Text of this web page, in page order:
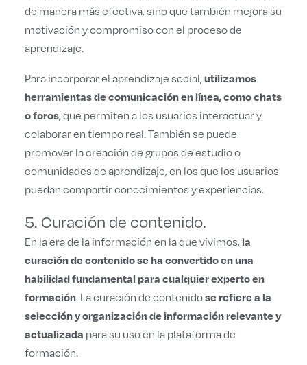
de manera más efectiva, sino que también mejora su
motivación y compromiso con el proceso de
aprendizaje.
Para incorporar el aprendizaje social,utilizamos
herramientas de comunicación en línea, como chats
o foros, que permiten a los usuarios interactuar y
colaborar en tiempo real. También se puede
promover la creación de grupos de estudio o
comunidades de aprendizaje, en los que los usuarios
puedan compartir conocimientos y experiencias.
5. Curación de contenido.
En la era de la información en la que vivimos,la
curación de contenido se ha convertido en una
habilidad fundamental para cualquier experto en
formación. La curación de contenidose refiere a la
selección y organización de información relevante y
actualizada para su uso en la plataforma de
formación.